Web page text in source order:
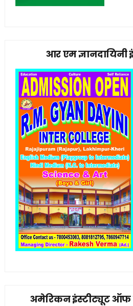
आर एम
अमेरिकन इंस्टीट्यूट